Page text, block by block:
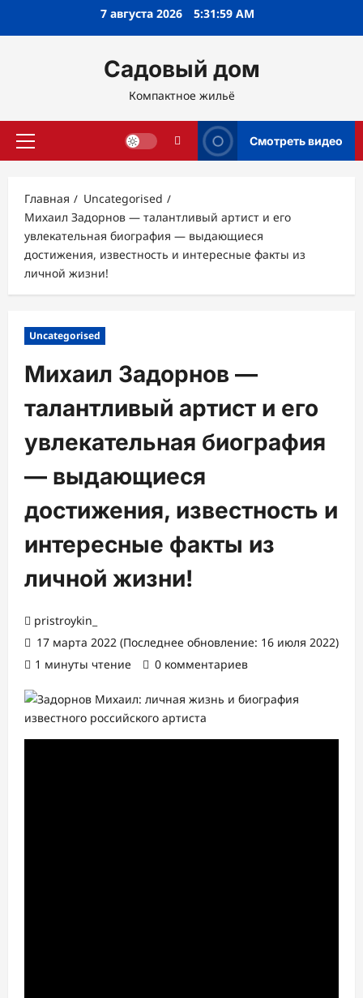
7 августа 2026 5:32:00 AM
Садовый дом
Компактное жильё
Основное
Смотреть видео
Главная
Uncategorised
Михаил Задорнов — талантливый артист и его
увлекательная биография — выдающиеся
достижения, известность и интересные факты из
личной жизни!
Uncategorised
Михаил Задорнов —
талантливый артист и его
увлекательная биография
— выдающиеся
достижения, известность и
интересные факты из
личной жизни!
pristroykin_
17 марта 2022 (Последнее обновление: 16 июля 2022)
1 минуты чтение
0 комментариев